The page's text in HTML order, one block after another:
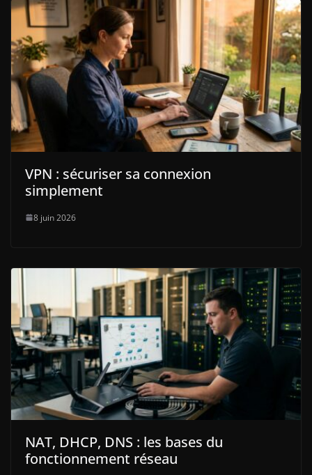
VPN : sécuriser sa connexion
simplement
8 juin 2026
NAT, DHCP, DNS : les bases du
fonctionnement réseau